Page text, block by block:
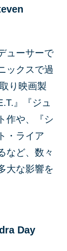
ューサーで
ックスで過
り映画製
』『ジュ
作や、『シ
・ライア
など、数々
大な影響を
Day